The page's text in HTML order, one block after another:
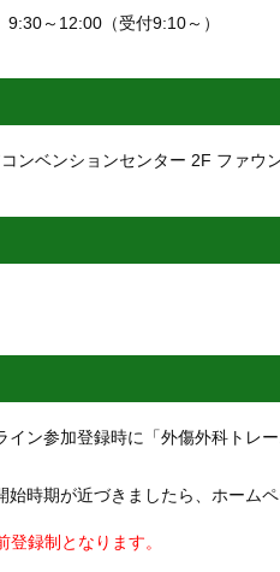
～12:00（受付9:10～）
ンベンションセンター 2F ファウ
イン参加登録時に「外傷外科トレ
始時期が近づきましたら、ホームペ
登録制となります。